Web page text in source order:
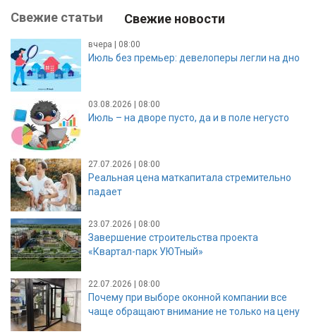
Свежие статьи Свежие новости
вчера | 08:00
Июль без премьер: девелоперы легли на дно
03.08.2026 | 08:00
Июль – на дворе пусто, да и в поле негусто
27.07.2026 | 08:00
Реальная цена маткапитала стремительно
падает
23.07.2026 | 08:00
Завершение строительства проекта
«Квартал-парк УЮТный»
22.07.2026 | 08:00
Почему при выборе оконной компании все
чаще обращают внимание не только на цену